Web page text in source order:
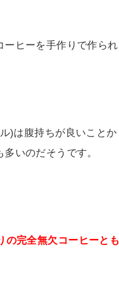
ヒーを手作りで作ら
)は腹持ちが良いこと
いのだそうです。
の完全無欠コーヒーと